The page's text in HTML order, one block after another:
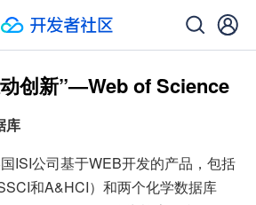
创新”—Web of Science
库
ISI公司基于WEB开发的产品，包括
和A&HCI）和两个化学数据库